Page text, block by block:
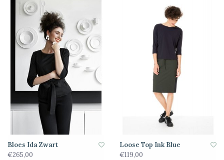
Bloes Ida Zwart
€265,00
Loose Top Ink Blue
€119,00